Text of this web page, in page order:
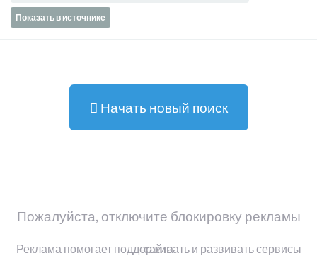
Показать в источнике
Начать новый поиск
Пожалуйста, отключите блокировку рекламы
Реклама помогает поддерживать и развивать сервисы сайта